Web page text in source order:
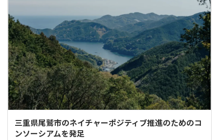
三重県尾鷲市のネイチャーポジティブ推進のためのコ
ンソーシアムを発足